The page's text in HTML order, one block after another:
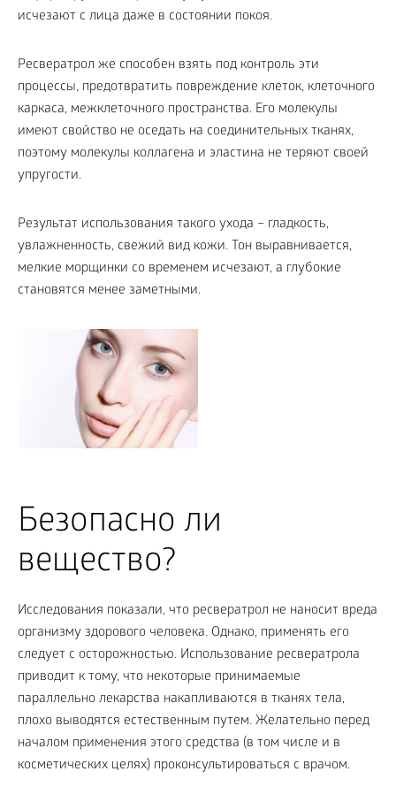
исчезают с лица даже в состоянии покоя.
Ресвератрол же способен взять под контроль эти
процессы, предотвратить повреждение клеток, клеточного
каркаса, межклеточного пространства. Его молекулы
имеют свойство не оседать на соединительных тканях,
поэтому молекулы коллагена и эластина не теряют своей
упругости.
Результат использования такого ухода – гладкость,
увлажненность, свежий вид кожи. Тон выравнивается,
мелкие морщинки со временем исчезают, а глубокие
становятся менее заметными.
Безопасно ли
вещество?
Исследования показали, что ресвератрол не наносит вреда
организму здорового человека. Однако, применять его
следует с осторожностью. Использование ресвератрола
приводит к тому, что некоторые принимаемые
параллельно лекарства накапливаются в тканях тела,
плохо выводятся естественным путем. Желательно перед
началом применения этого средства (в том числе и в
косметических целях) проконсультироваться с врачом.